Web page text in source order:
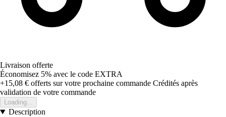
Livraison offerte
Économisez 5% avec le code EXTRA
+15,08 € offerts sur votre prochaine commande Crédités après
validation de votre commande
Loading...
Description